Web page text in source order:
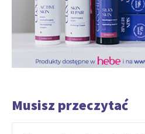
Musisz przeczytać